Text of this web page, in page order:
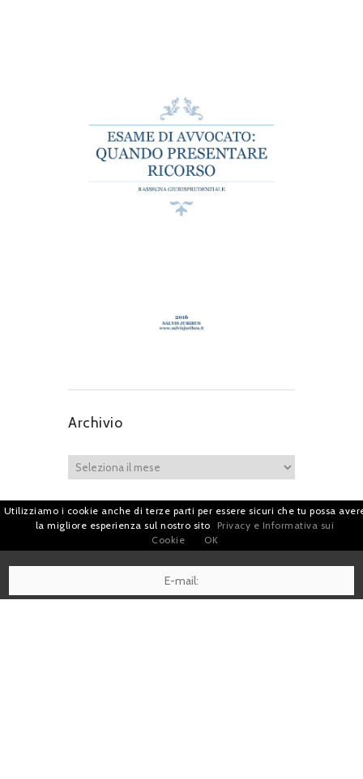
Archivio
Iscriviti per restare sempre aggiornato!
Utilizziamo i cookie anche di terze parti per essere sicuri che tu possa
la migliore esperienza sul nostro sito
Privacy e Informativa sui
Cookie
OK